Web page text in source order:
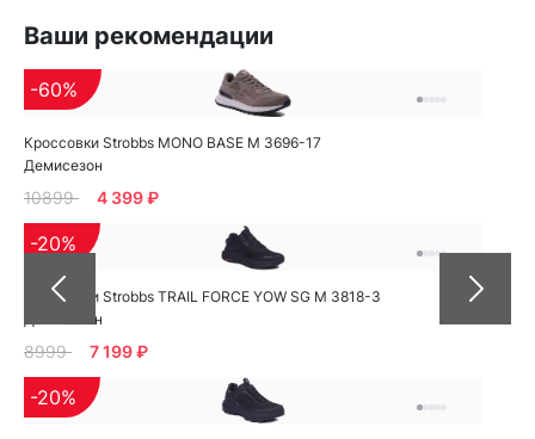
Ваши рекомендации
Кроссовки Strobbs MONO BASE M 3696-17
Демисезон
-60%
10899 4 399 ₽
Кроссовки Strobbs TRAIL FORCE YOW SG M 3818-3
Демисезон
-20%
8999 7 199 ₽
-20%